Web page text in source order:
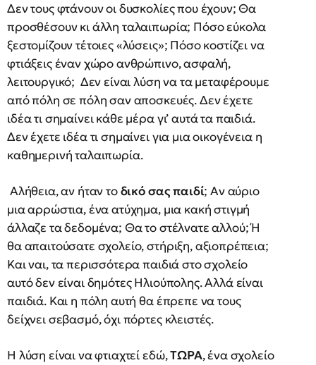
Δεν τους φτάνουν οι δυσκολίες που έχουν; Θα
προσθέσουν κι άλλη ταλαιπωρία; Πόσο εύκολα
ξεστομίζουν τέτοιες «λύσεις»; Πόσο κοστίζει να
φτιάξεις έναν χώρο ανθρώπινο, ασφαλή,
λειτουργικό; Δεν είναι λύση να τα μεταφέρουμε
από πόλη σε πόλη σαν αποσκευές. Δεν έχετε
ιδέα τι σημαίνει κάθε μέρα γι’ αυτά τα παιδιά.
Δεν έχετε ιδέα τι σημαίνει για μια οικογένεια η
καθημερινή ταλαιπωρία.
Αλήθεια, αν ήταν τοδικό σας παιδί; Αν αύριο
μια αρρώστια, ένα ατύχημα, μια κακή στιγμή
άλλαζε τα δεδομένα; Θα το στέλνατε αλλού; Ή
θα απαιτούσατε σχολείο, στήριξη, αξιοπρέπεια;
Και ναι, τα περισσότερα παιδιά στο σχολείο
αυτό δεν είναι δημότες Ηλιούπολης. Αλλά είναι
παιδιά. Και η πόλη αυτή θα έπρεπε να τους
δείχνει σεβασμό, όχι πόρτες κλειστές.
Η λύση είναι να φτιαχτεί εδώ,ΤΩΡΑ, ένα σχολείο